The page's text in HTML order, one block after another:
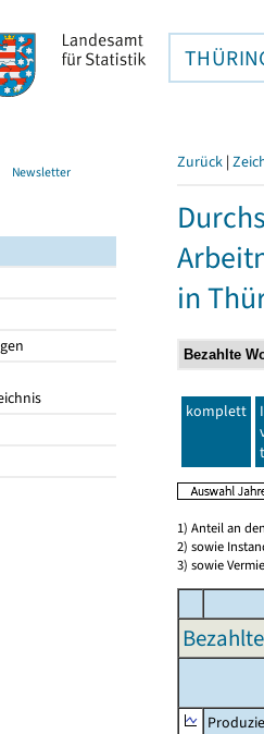
Newsletter Zurück |
in
komplett
1) Anteil an
2) sowie
3) sowie